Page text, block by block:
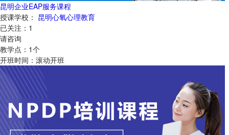
昆明企业EAP服务课程
授课学校： 昆明心氧心理教育
已关注： 1
请咨询
教学点： 1个
开班时间： 滚动开班